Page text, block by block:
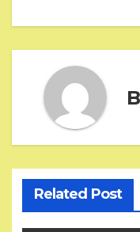
įrašų
Related Post